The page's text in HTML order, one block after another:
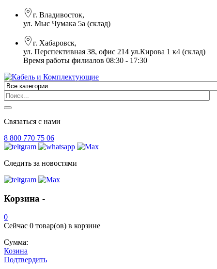
г. Владивосток,
ул. Мыс Чумака 5а (склад)
г. Хабаровск,
ул. Перспективная 38, офис 214 ул.Кирова 1 к4 (склад)
Время работы филиалов 08:30 - 17:30
Связаться с нами
8 800 770 75 06
Следить за новостями
Корзина -
0
Сейчас 0 товар(ов) в корзине
Сумма:
Козина
Подтвердить